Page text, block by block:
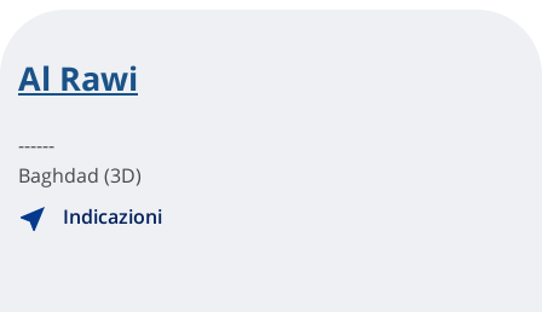
Al Rawi
------
Baghdad (3D)
Indicazioni